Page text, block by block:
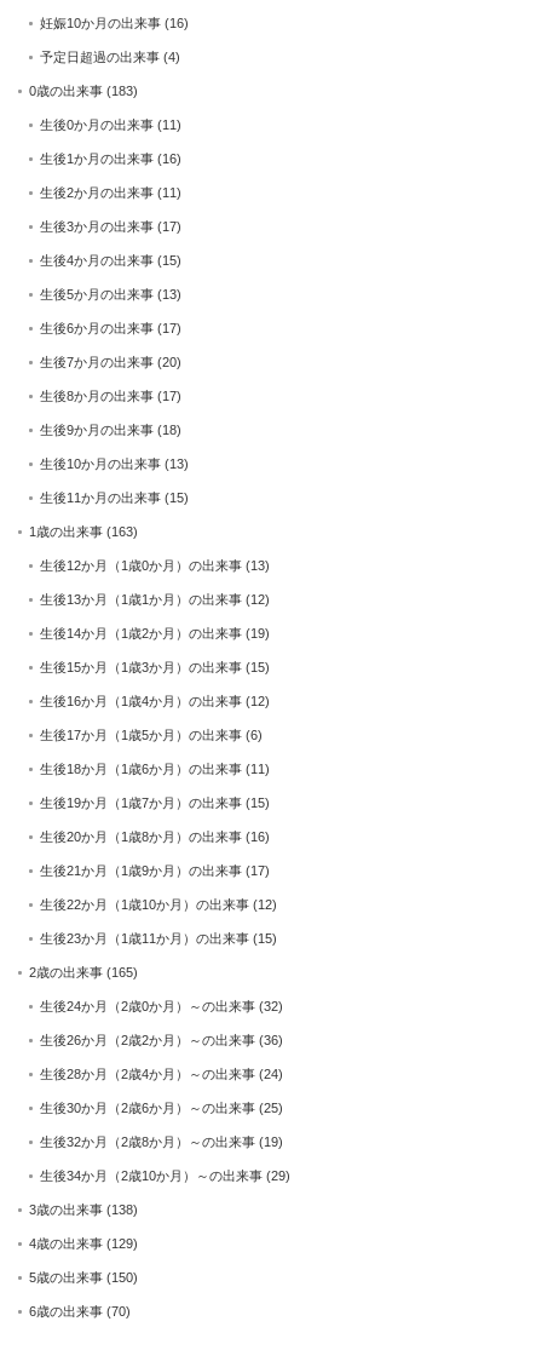
妊娠10か月の出来事 (16)
予定日超過の出来事 (4)
0歳の出来事 (183)
生後0か月の出来事 (11)
生後1か月の出来事 (16)
生後2か月の出来事 (11)
生後3か月の出来事 (17)
生後4か月の出来事 (15)
生後5か月の出来事 (13)
生後6か月の出来事 (17)
生後7か月の出来事 (20)
生後8か月の出来事 (17)
生後9か月の出来事 (18)
生後10か月の出来事 (13)
生後11か月の出来事 (15)
1歳の出来事 (163)
生後12か月（1歳0か月）の出来事 (13)
生後13か月（1歳1か月）の出来事 (12)
生後14か月（1歳2か月）の出来事 (19)
生後15か月（1歳3か月）の出来事 (15)
生後16か月（1歳4か月）の出来事 (12)
生後17か月（1歳5か月）の出来事 (6)
生後18か月（1歳6か月）の出来事 (11)
生後19か月（1歳7か月）の出来事 (15)
生後20か月（1歳8か月）の出来事 (16)
生後21か月（1歳9か月）の出来事 (17)
生後22か月（1歳10か月）の出来事 (12)
生後23か月（1歳11か月）の出来事 (15)
2歳の出来事 (165)
生後24か月（2歳0か月）～の出来事 (32)
生後26か月（2歳2か月）～の出来事 (36)
生後28か月（2歳4か月）～の出来事 (24)
生後30か月（2歳6か月）～の出来事 (25)
生後32か月（2歳8か月）～の出来事 (19)
生後34か月（2歳10か月）～の出来事 (29)
3歳の出来事 (138)
4歳の出来事 (129)
5歳の出来事 (150)
6歳の出来事 (70)